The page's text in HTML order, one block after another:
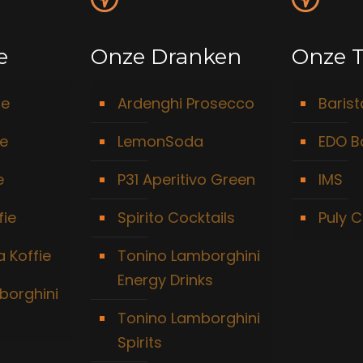
Koffie
Onze Dranken
Ardenghi Prosecco
LemonSoda
P31 Aperitivo Green
Spirito Cocktails
Tonino Lamborghini
Energy Drinks
Tonino Lamborghini
Spirits
Onze
EDO
IMS
Puly